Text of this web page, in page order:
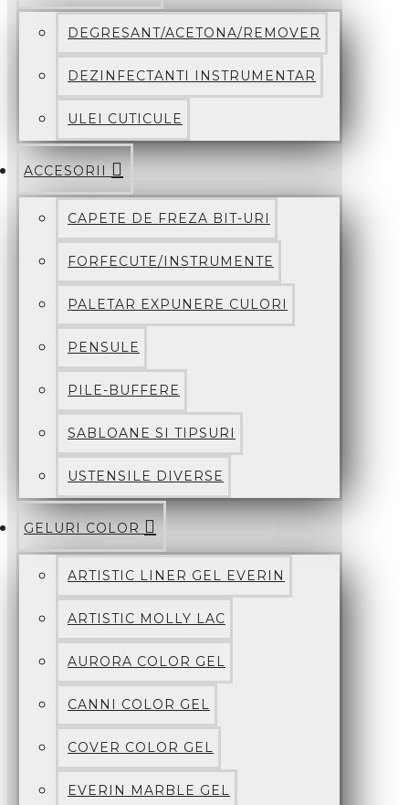
DEGRESANT/ACETONA/REMOVER
DEZINFECTANTI INSTRUMENTAR
ULEI CUTICULE
ACCESORII
CAPETE DE FREZA BIT-URI
FORFECUTE/INSTRUMENTE
PALETAR EXPUNERE CULORI
PENSULE
PILE-BUFFERE
SABLOANE SI TIPSURI
USTENSILE DIVERSE
GELURI COLOR
ARTISTIC LINER GEL EVERIN
ARTISTIC MOLLY LAC
AURORA COLOR GEL
CANNI COLOR GEL
COVER COLOR GEL
EVERIN MARBLE GEL